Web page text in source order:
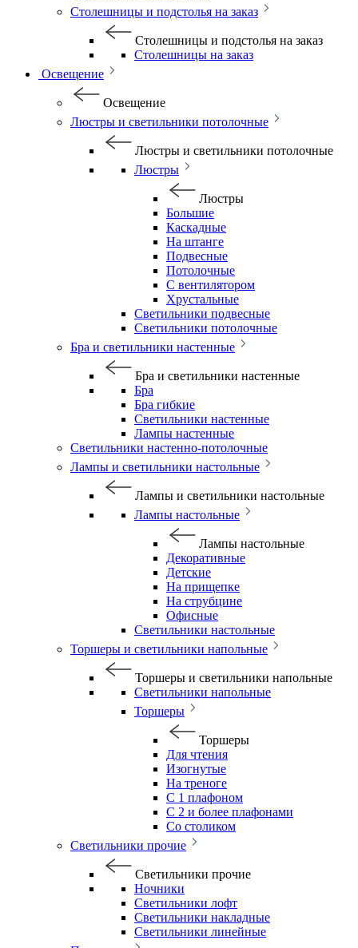
Столешницы и подстолья на заказ
Столешницы и подстолья на заказ
Столешницы на заказ
Освещение
Освещение
Люстры и светильники потолочные
Люстры и светильники потолочные
Люстры
Люстры
Большие
Каскадные
На штанге
Подвесные
Потолочные
С вентилятором
Хрустальные
Светильники подвесные
Светильники потолочные
Бра и светильники настенные
Бра и светильники настенные
Бра
Бра гибкие
Светильники настенные
Лампы настенные
Светильники настенно-потолочные
Лампы и светильники настольные
Лампы и светильники настольные
Лампы настольные
Лампы настольные
Декоративные
Детские
На прищепке
На струбцине
Офисные
Светильники настольные
Торшеры и светильники напольные
Торшеры и светильники напольные
Светильники напольные
Торшеры
Торшеры
Для чтения
Изогнутые
На треноге
С 1 плафоном
С 2 и более плафонами
Со столиком
Светильники прочие
Светильники прочие
Ночники
Светильники лофт
Светильники накладные
Светильники линейные